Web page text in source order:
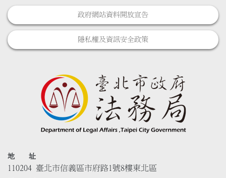
政府網站資料開放宣告
隱私權及資訊安全政策
地 址
110204 臺北市信義區市府路1號8樓東北區